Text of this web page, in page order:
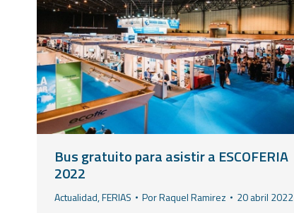
Bus gratuito para asistir a ESCOFERIA
2022
Actualidad,FERIAS PorRaquel Ramirez 20 abril 2022